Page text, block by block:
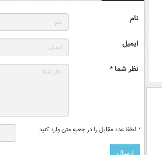
نام
ایمیل
نظر شما *
* لطفا عدد مقابل را در جعبه متن وارد کنید